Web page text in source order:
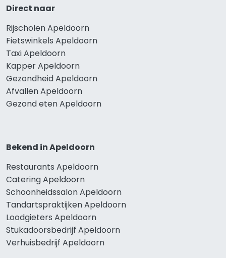
Direct naar
Rijscholen Apeldoorn
Fietswinkels Apeldoorn
Taxi Apeldoorn
Kapper Apeldoorn
Gezondheid Apeldoorn
Afvallen Apeldoorn
Gezond eten Apeldoorn
Bekend in Apeldoorn
Restaurants Apeldoorn
Catering Apeldoorn
Schoonheidssalon Apeldoorn
Tandartspraktijken Apeldoorn
Loodgieters Apeldoorn
Stukadoorsbedrijf Apeldoorn
Verhuisbedrijf Apeldoorn